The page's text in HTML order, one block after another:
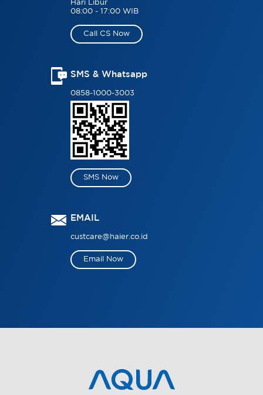
Hari Libur
08:00 - 17:00 WIB
Call CS Now
SMS & Whatsapp
0858-1000-3003
SMS Now
EMAIL
custcare@haier.co.id
Email Now